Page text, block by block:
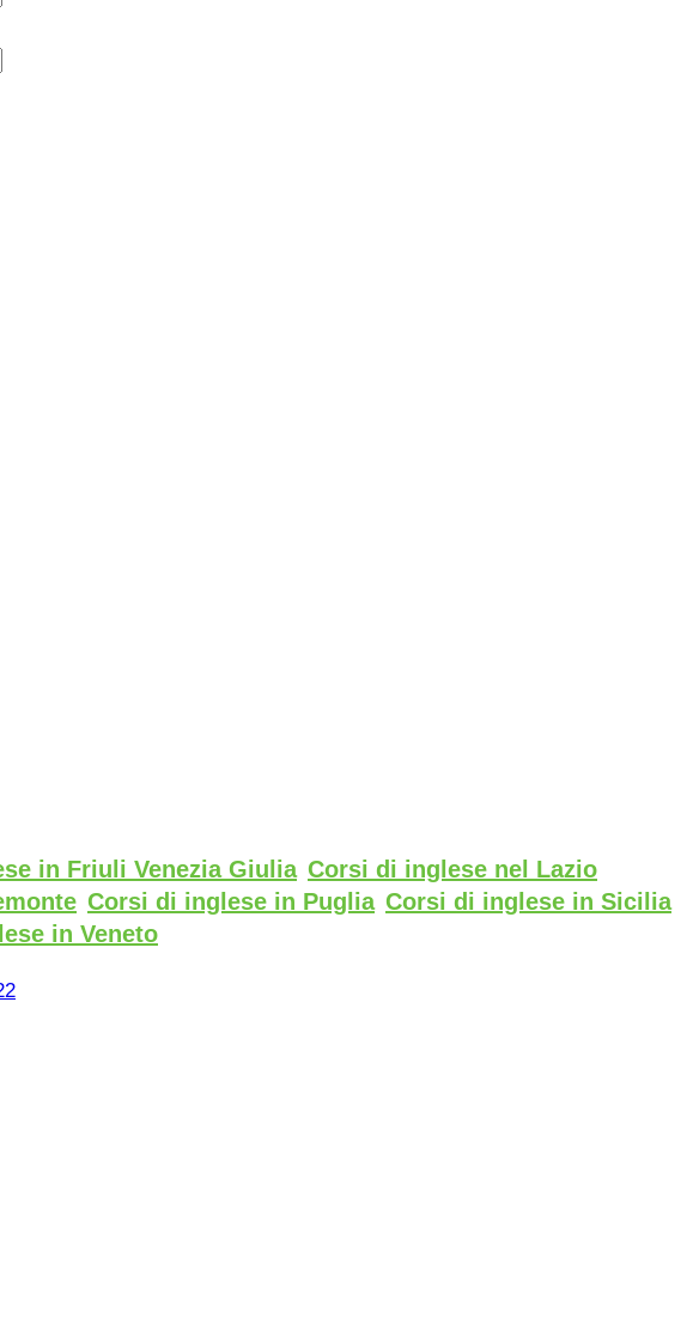
in Friuli Venezia Giulia Corsi di inglese nel Lazio
Corsi di inglese in Puglia Corsi di inglese in Sicilia
in Veneto